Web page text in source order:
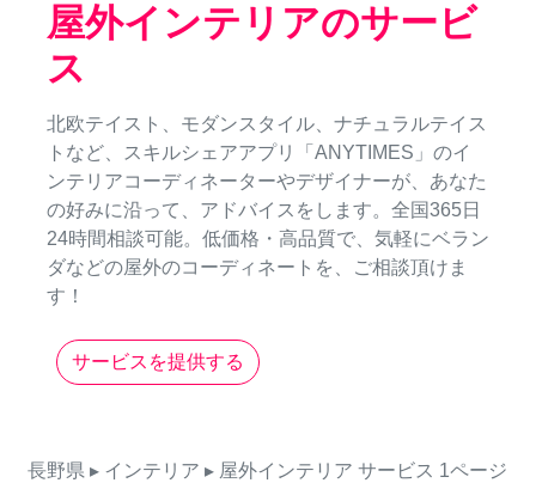
屋外インテリアのサービ
ス
北欧テイスト、モダンスタイル、ナチュラルテイス
トなど、スキルシェアアプリ「ANYTIMES」のイ
ンテリアコーディネーターやデザイナーが、あなた
の好みに沿って、アドバイスをします。全国365日
24時間相談可能。低価格・高品質で、気軽にベラン
ダなどの屋外のコーディネートを、ご相談頂けま
す！
サービスを提供する
長野県 ▸ インテリア ▸ 屋外インテリア サービス 1ページ